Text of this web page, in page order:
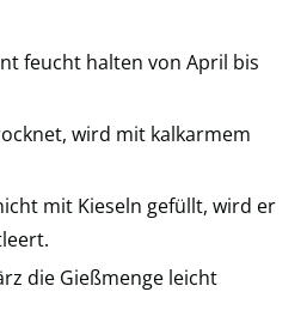
feucht halten von April bis
wird mit kalkarmem
mit Kieseln gefüllt, wird er
die Gießmenge leicht